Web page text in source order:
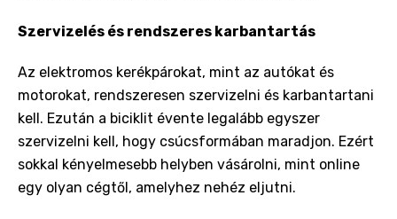
Szervizelés és rendszeres karbantartás
Az elektromos kerékpárokat, mint az autókat és
motorokat, rendszeresen szervizelni és karbantartani
kell. Ezután a biciklit évente legalább egyszer
szervizelni kell, hogy csúcsformában maradjon. Ezért
sokkal kényelmesebb helyben vásárolni, mint online
egy olyan cégtől, amelyhez nehéz eljutni.